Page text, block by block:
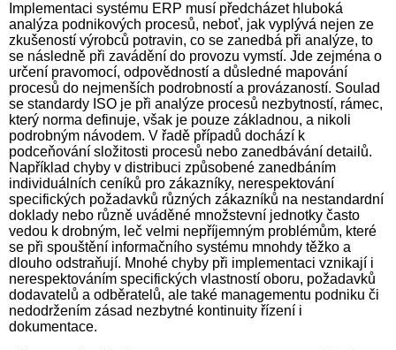
Implementaci systému ERP musí předcházet hluboká
analýza podnikových procesů, neboť, jak vyplývá nejen ze
zkušeností výrobců potravin, co se zanedbá při analýze, to
se následně při zavádění do provozu vymstí. Jde zejména o
určení pravomocí, odpovědností a důsledné mapování
procesů do nejmenších podrobností a provázaností. Soulad
se standardy ISO je při analýze procesů nezbytností, rámec,
který norma definuje, však je pouze základnou, a nikoli
podrobným návodem. V řadě případů dochází k
podceňování složitosti procesů nebo zanedbávání detailů.
Například chyby v distribuci způsobené zanedbáním
individuálních ceníků pro zákazníky, nerespektování
specifických požadavků různých zákazníků na nestandardní
doklady nebo různě uváděné množstevní jednotky často
vedou k drobným, leč velmi nepříjemným problémům, které
se při spouštění informačního systému mnohdy těžko a
dlouho odstraňují. Mnohé chyby při implementaci vznikají i
nerespektováním specifických vlastností oboru, požadavků
dodavatelů a odběratelů, ale také managementu podniku či
nedodržením zásad nezbytné kontinuity řízení i
dokumentace.